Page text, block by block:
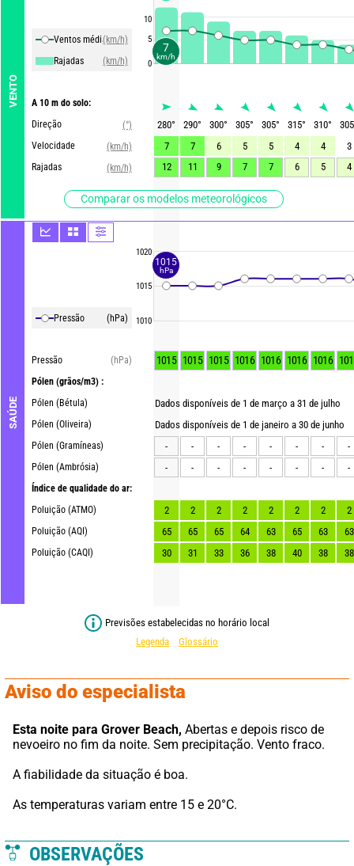
VENTO
Ventos média(km/h)
Rajadas
(km/h)
A 10 m do solo:
Direção
(°)
Velocidade
(km/h)
Rajadas
(km/h)
Comparar os modelos meteorológicos
SAÚDE
Pressão (hPa)
Pressão
(hPa)
Pólen (grãos/m3) :
Pólen (Bétula)
Pólen (Oliveira)
Pólen (Gramíneas)
Pólen (Ambrósia)
Índice de qualidade do ar:
Poluição (ATMO)
Poluição (AQI)
Poluição (CAQI)
10
5
0
1020
1015
1010
280° 290° 300° 305° 305° 315° 310°
305
7
7 6 5 5 4 4
3
12
11 9 7 7 6 5 4
1015 1015 1015 1016 1016 1016 1016
Dados disponíveis de 1 de março a 31 de julho
Dados disponíveis de 1 de janeiro a 30 de junho
-
- - - - - -
-
-
- - - - - - -
2 2 2 2 2 2 2
2
65
65 65 64 63 65 63
63
30
31 33 36 38 40 38 38
Previsões estabelecidas no horário local
Legenda
Glossário
Aviso do especialista
Esta noite para Grover Beach, Abertas e depois risco de
nevoeiro no fim da noite. Sem precipitação. Vento fraco.
A fiabilidade da situação é boa.
As temperaturas variam entre 15 e 20°C.
OBSERVAÇÕES
7
km/h
1015
hPa